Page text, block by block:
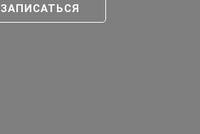
ЗАПИСАТЬСЯ